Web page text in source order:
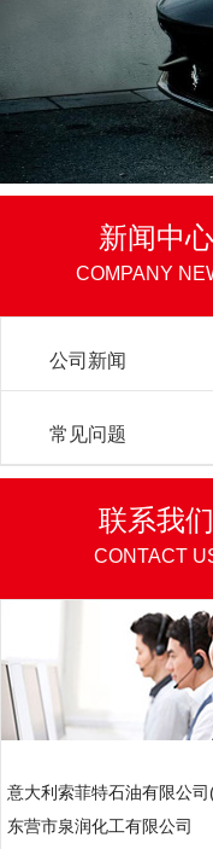
新闻中心
COMPANY
公司新闻
常见问题
联系我们
CONTACT
意大利索菲特石油有限公司
东营市泉润化工有限公司